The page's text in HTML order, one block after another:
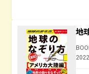
地